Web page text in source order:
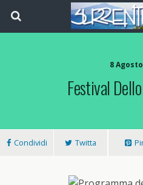
8
Festival
Condividi Twitta